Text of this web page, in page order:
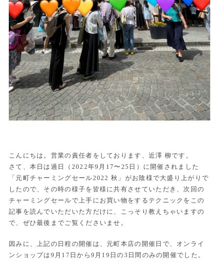
こんにちは。営業の責任者をしております、近澤 柳です。
さて、本日は過日（2022年9月17〜25日）に開催されました
「元町チャーミングセール2022 秋」がお陰様で大盛り上がりで
したので、その時の様子を皆様に共有させていただき、次回の
チャーミングセールで上手にお買い物をするテクニックをこの
記事を読んでいただいた方だけに、こっそり教えちゃいますの
で、ぜひ最後までご覧くださいませ。
因みに、上記の日程の開催は、元町本店の開催日で、オンライ
ンショップは9月17日から9月19日の3日間のみの開催でした。